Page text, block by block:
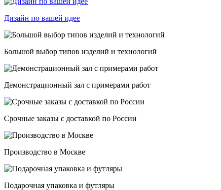
Дизайн по вашей идее
Большой выбор типов изделий и технологий
Демонстрационный зал с примерами работ
Срочные заказы с доставкой по России
Производство в Москве
Подарочная упаковка и футляры